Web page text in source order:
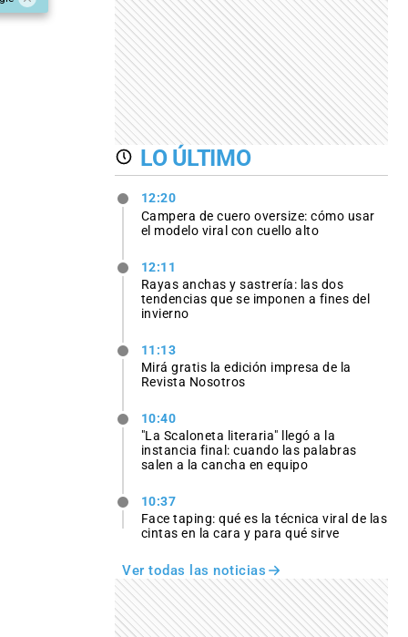
LO ÚLTIMO
12:20
Campera de cuero oversize: cómo usar
el modelo viral con cuello alto
12:11
Rayas anchas y sastrería: las dos
tendencias que se imponen a fines del
invierno
11:13
Mirá gratis la edición impresa de la
Revista Nosotros
10:40
"La Scaloneta literaria" llegó a la
instancia final: cuando las palabras
salen a la cancha en equipo
10:37
Face taping: qué es la técnica viral de las
cintas en la cara y para qué sirve
Ver todas las noticias